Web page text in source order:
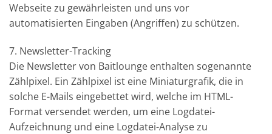
Webseite zu gewährleisten und uns vor
automatisierten Eingaben (Angriffen) zu schützen.
7. Newsletter-Tracking
Die Newsletter von Baitlounge enthalten sogenannte
Zählpixel. Ein Zählpixel ist eine Miniaturgrafik, die in
solche E-Mails eingebettet wird, welche im HTML-
Format versendet werden, um eine Logdatei-
Aufzeichnung und eine Logdatei-Analyse zu